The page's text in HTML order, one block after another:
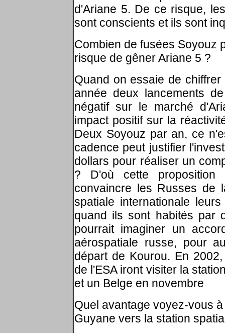
d'Ariane 5. De ce risque,
sont conscients et ils sont
Combien de fusées Soyouz
risque de gêner Ariane 5 ?
Quand on essaie de
année deux lancements
négatif sur le marché
impact positif sur la
Deux Soyouz par an, ce
cadence peut justifier
dollars pour réaliser un
? D'où cette
convaincre les Russes de
spatiale internationale
quand ils sont habités par
pourrait imaginer un
aérospatiale russe, pour
départ de Kourou. En
de l'ESA iront visiter la
et un Belge en novembre
Quel avantage voyez-vous
Guyane vers la station